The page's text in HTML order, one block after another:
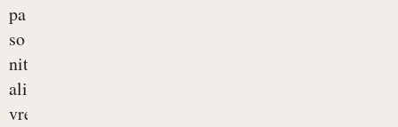
pa
so
nitaste
ali
vretenaste